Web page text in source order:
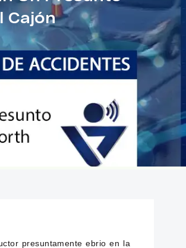
Cajón
presuntamente ebrio en la